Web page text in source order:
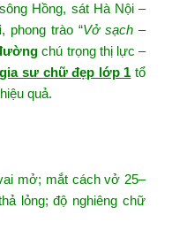
Hồng, sát Hà Nội –
, phong trào “Vở sạch –
chú trọng thị lực –
gia sư chữ đẹp lớp 1 tổ
quả.
mở; mắt cách vở 25–
lỏng; độ nghiêng chữ